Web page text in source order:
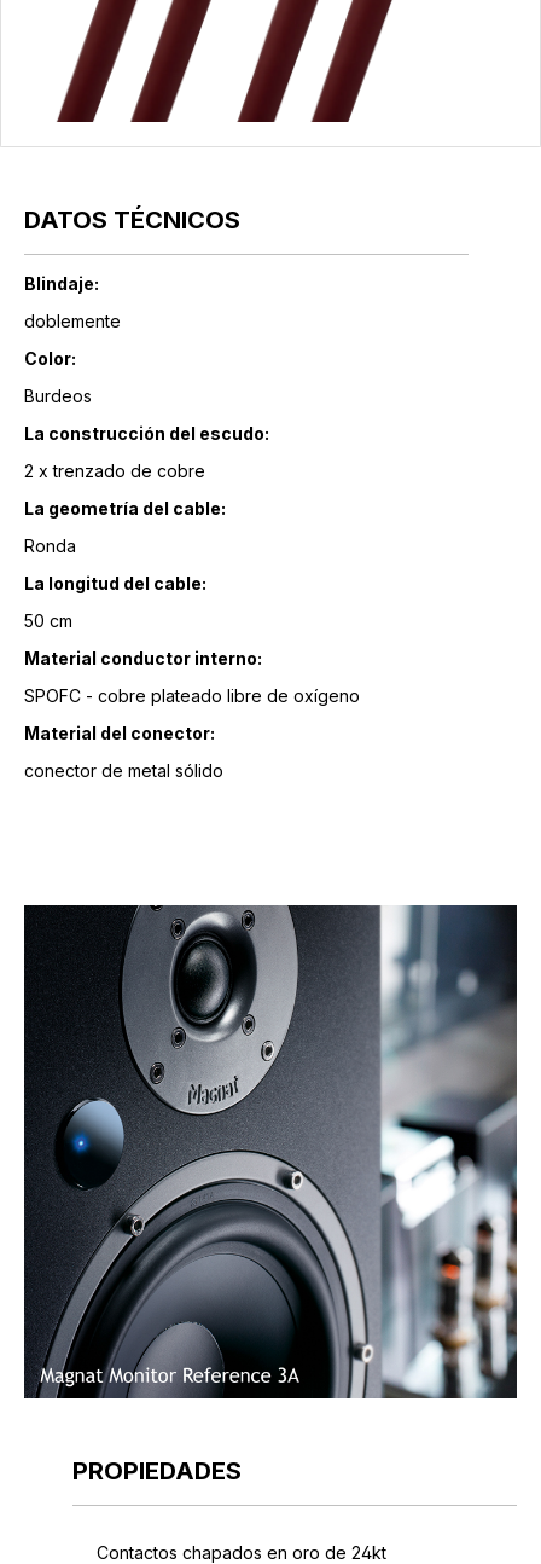
DATOS TÉCNICOS
Blindaje:
doblemente
Color:
Burdeos
La construcción del escudo:
2 x trenzado de cobre
La geometría del cable:
Ronda
La longitud del cable:
50 cm
Material conductor interno:
SPOFC - cobre plateado libre de oxígeno
Material del conector:
conector de metal sólido
PROPIEDADES
Contactos chapados en oro de 24kt